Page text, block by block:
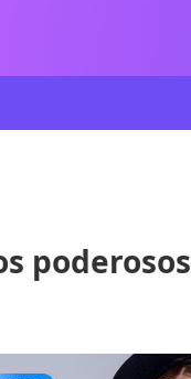
poderosos